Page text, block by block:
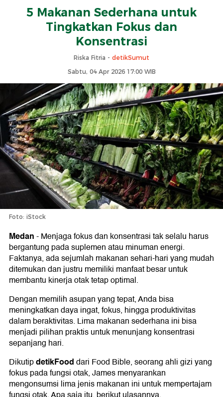
5 Makanan Sederhana untuk
Tingkatkan Fokus dan
Konsentrasi
Riska Fitria - detikSumut
Sabtu, 04 Apr 2026 17:00 WIB
Foto: iStock
Medan-Menjaga fokus dan konsentrasi tak selalu harus
bergantung pada suplemen atau minuman energi.
Faktanya, ada sejumlah makanan sehari-hari yang mudah
ditemukan dan justru memiliki manfaat besar untuk
membantu kinerja otak tetap optimal.
Dengan memilih asupan yang tepat, Anda bisa
meningkatkan daya ingat, fokus, hingga produktivitas
dalam beraktivitas. Lima makanan sederhana ini bisa
menjadi pilihan praktis untuk menunjang konsentrasi
sepanjang hari.
DikutipdetikFooddari Food Bible, seorang ahli gizi yang
fokus pada fungsi otak, James menyarankan
mengonsumsi lima jenis makanan ini untuk mempertajam